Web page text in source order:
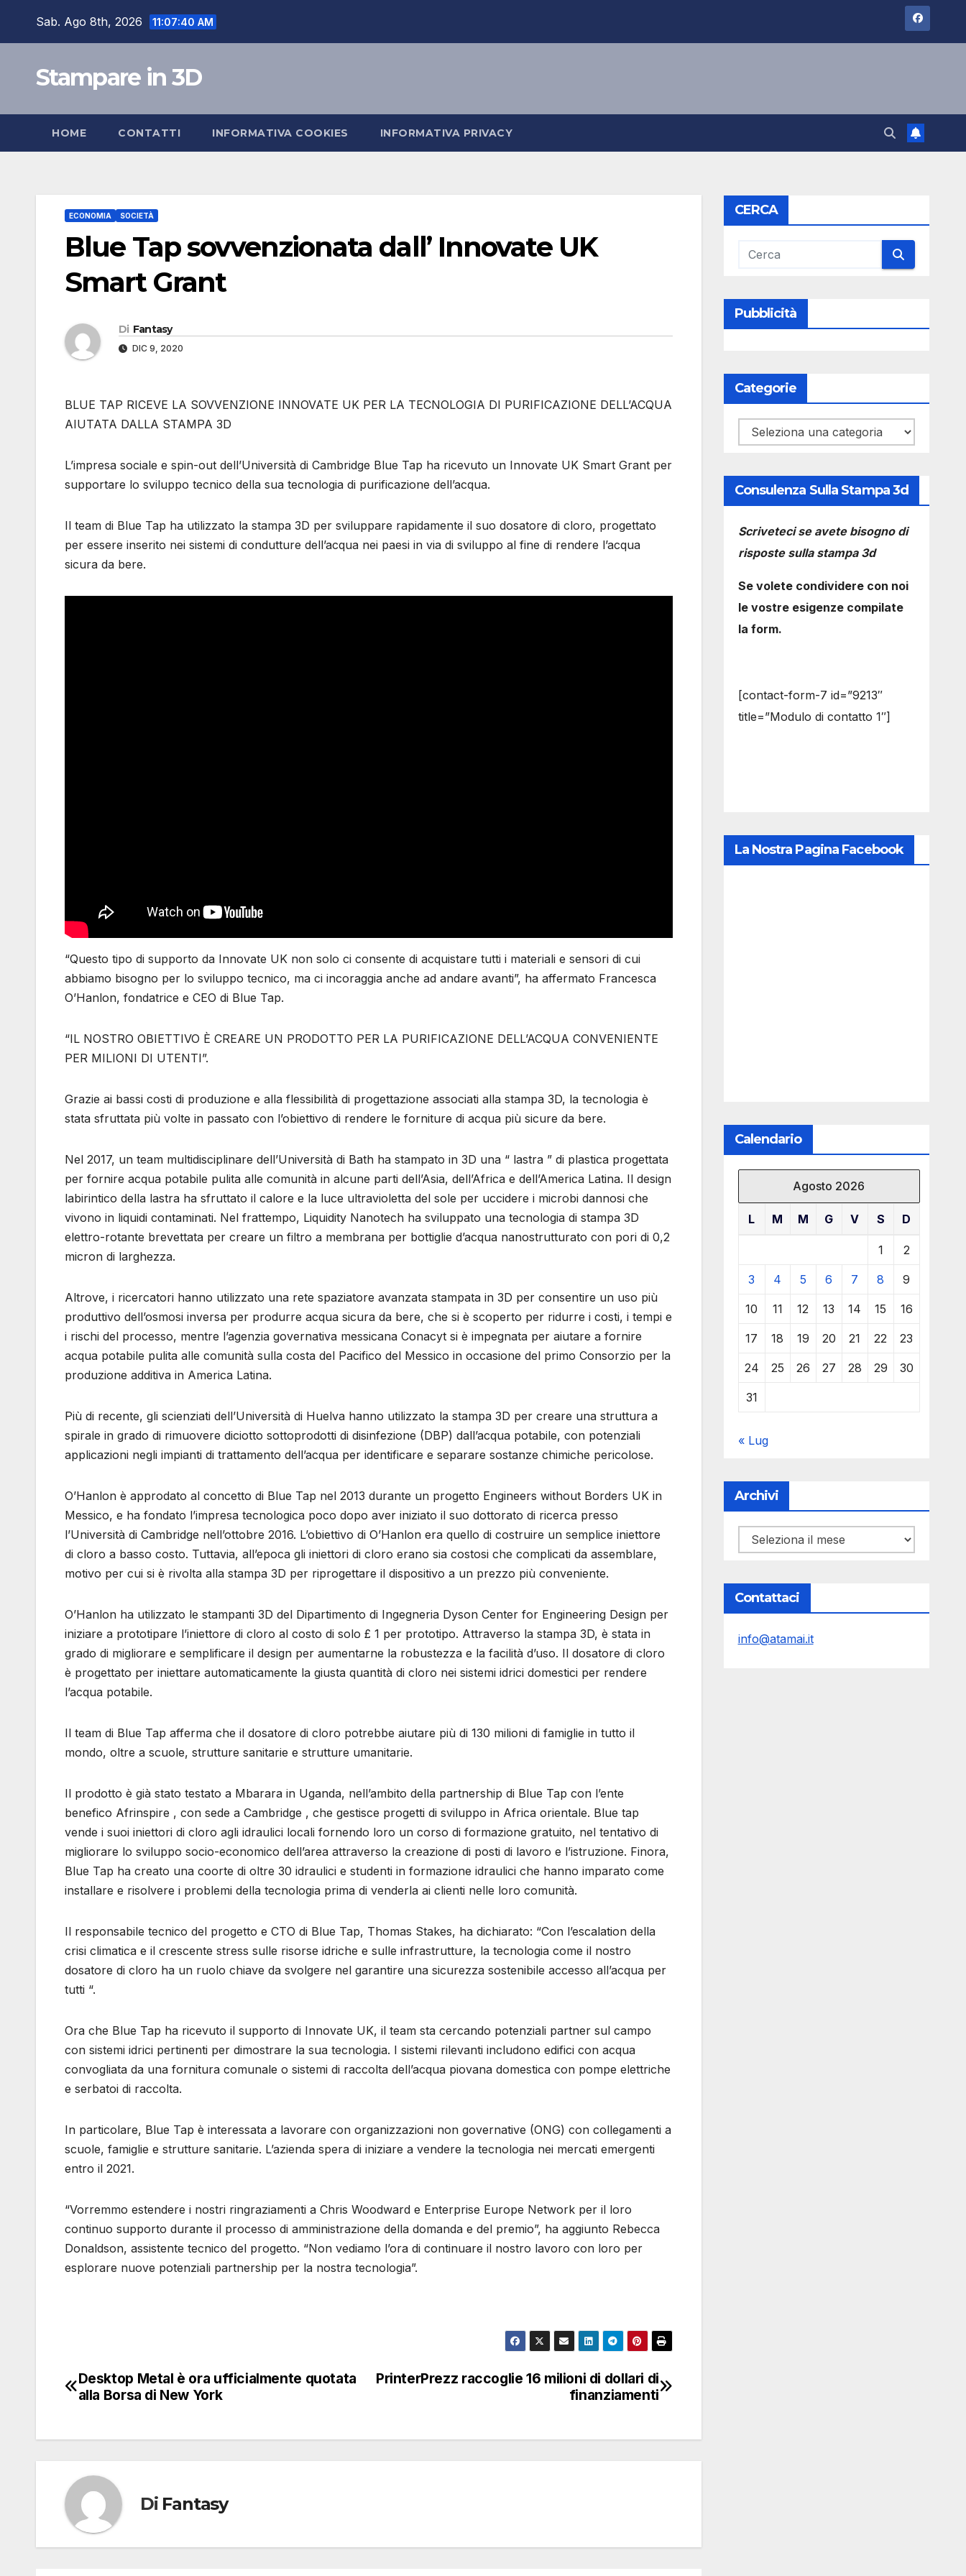
Sab. Ago 8th, 2026 11:07:41 AM
Stampare in 3D
HOME CONTATTI INFORMATIVA COOKIES INFORMATIVA PRIVACY
ECONOMIA SOCIETÀ
Blue Tap sovvenzionata dall’ Innovate UK
Smart Grant
Di Fantasy
DIC 9, 2020
BLUE TAP RICEVE LA SOVVENZIONE INNOVATE UK PER LA TECNOLOGIA DI PURIFICAZIONE DELL’ACQUA
AIUTATA DALLA STAMPA 3D
L’impresa sociale e spin-out dell’Università di Cambridge Blue Tap ha ricevuto un Innovate UK Smart Grant per
supportare lo sviluppo tecnico della sua tecnologia di purificazione dell’acqua.
Il team di Blue Tap ha utilizzato la stampa 3D per sviluppare rapidamente il suo dosatore di cloro, progettato
per essere inserito nei sistemi di condutture dell’acqua nei paesi in via di sviluppo al fine di rendere l’acqua
sicura da bere.
“Questo tipo di supporto da Innovate UK non solo ci consente di acquistare tutti i materiali e sensori di cui
abbiamo bisogno per lo sviluppo tecnico, ma ci incoraggia anche ad andare avanti”, ha affermato Francesca
O’Hanlon, fondatrice e CEO di Blue Tap.
“IL NOSTRO OBIETTIVO È CREARE UN PRODOTTO PER LA PURIFICAZIONE DELL’ACQUA CONVENIENTE
PER MILIONI DI UTENTI”.
Grazie ai bassi costi di produzione e alla flessibilità di progettazione associati alla stampa 3D, la tecnologia è
stata sfruttata più volte in passato con l’obiettivo di rendere le forniture di acqua più sicure da bere.
Nel 2017, un team multidisciplinare dell’Università di Bath ha stampato in 3D una “ lastra ” di plastica progettata
per fornire acqua potabile pulita alle comunità in alcune parti dell’Asia, dell’Africa e dell’America Latina. Il design
labirintico della lastra ha sfruttato il calore e la luce ultravioletta del sole per uccidere i microbi dannosi che
vivono in liquidi contaminati. Nel frattempo, Liquidity Nanotech ha sviluppato una tecnologia di stampa 3D
elettro-rotante brevettata per creare un filtro a membrana per bottiglie d’acqua nanostrutturato con pori di 0,2
micron di larghezza.
Altrove, i ricercatori hanno utilizzato una rete spaziatore avanzata stampata in 3D per consentire un uso più
produttivo dell’osmosi inversa per produrre acqua sicura da bere, che si è scoperto per ridurre i costi, i tempi e
i rischi del processo, mentre l’agenzia governativa messicana Conacyt si è impegnata per aiutare a fornire
acqua potabile pulita alle comunità sulla costa del Pacifico del Messico in occasione del primo Consorzio per la
produzione additiva in America Latina.
Più di recente, gli scienziati dell’Università di Huelva hanno utilizzato la stampa 3D per creare una struttura a
spirale in grado di rimuovere diciotto sottoprodotti di disinfezione (DBP) dall’acqua potabile, con potenziali
applicazioni negli impianti di trattamento dell’acqua per identificare e separare sostanze chimiche pericolose.
O’Hanlon è approdato al concetto di Blue Tap nel 2013 durante un progetto Engineers without Borders UK in
Messico, e ha fondato l’impresa tecnologica poco dopo aver iniziato il suo dottorato di ricerca presso
l’Università di Cambridge nell’ottobre 2016. L’obiettivo di O’Hanlon era quello di costruire un semplice iniettore
di cloro a basso costo. Tuttavia, all’epoca gli iniettori di cloro erano sia costosi che complicati da assemblare,
motivo per cui si è rivolta alla stampa 3D per riprogettare il dispositivo a un prezzo più conveniente.
O’Hanlon ha utilizzato le stampanti 3D del Dipartimento di Ingegneria Dyson Center for Engineering Design per
iniziare a prototipare l’iniettore di cloro al costo di solo £ 1 per prototipo. Attraverso la stampa 3D, è stata in
grado di migliorare e semplificare il design per aumentarne la robustezza e la facilità d’uso. Il dosatore di cloro
è progettato per iniettare automaticamente la giusta quantità di cloro nei sistemi idrici domestici per rendere
l’acqua potabile.
Il team di Blue Tap afferma che il dosatore di cloro potrebbe aiutare più di 130 milioni di famiglie in tutto il
mondo, oltre a scuole, strutture sanitarie e strutture umanitarie.
Il prodotto è già stato testato a Mbarara in Uganda, nell’ambito della partnership di Blue Tap con l’ente
benefico Afrinspire , con sede a Cambridge , che gestisce progetti di sviluppo in Africa orientale. Blue tap
vende i suoi iniettori di cloro agli idraulici locali fornendo loro un corso di formazione gratuito, nel tentativo di
migliorare lo sviluppo socio-economico dell’area attraverso la creazione di posti di lavoro e l’istruzione. Finora,
Blue Tap ha creato una coorte di oltre 30 idraulici e studenti in formazione idraulici che hanno imparato come
installare e risolvere i problemi della tecnologia prima di venderla ai clienti nelle loro comunità.
Il responsabile tecnico del progetto e CTO di Blue Tap, Thomas Stakes, ha dichiarato: “Con l’escalation della
crisi climatica e il crescente stress sulle risorse idriche e sulle infrastrutture, la tecnologia come il nostro
dosatore di cloro ha un ruolo chiave da svolgere nel garantire una sicurezza sostenibile accesso all’acqua per
tutti “.
Ora che Blue Tap ha ricevuto il supporto di Innovate UK, il team sta cercando potenziali partner sul campo
con sistemi idrici pertinenti per dimostrare la sua tecnologia. I sistemi rilevanti includono edifici con acqua
convogliata da una fornitura comunale o sistemi di raccolta dell’acqua piovana domestica con pompe elettriche
e serbatoi di raccolta.
In particolare, Blue Tap è interessata a lavorare con organizzazioni non governative (ONG) con collegamenti a
scuole, famiglie e strutture sanitarie. L’azienda spera di iniziare a vendere la tecnologia nei mercati emergenti
entro il 2021.
“Vorremmo estendere i nostri ringraziamenti a Chris Woodward e Enterprise Europe Network per il loro
continuo supporto durante il processo di amministrazione della domanda e del premio”, ha aggiunto Rebecca
Donaldson, assistente tecnico del progetto. “Non vediamo l’ora di continuare il nostro lavoro con loro per
esplorare nuove potenziali partnership per la nostra tecnologia”.
Navigazione
PrinterPrezz raccoglie 16 milioni di dollari di
finanziamenti
Desktop Metal è ora ufficialmente quotata
alla Borsa di New York
Di Fantasy
CERCA
Pubblicità
Categorie
Categorie
Consulenza Sulla Stampa 3d
Scriveteci se avete bisogno di
risposte sulla stampa 3d
Se volete condividere con noi
le vostre esigenze compilate
la form.
[contact-form-7 id=”9213″
title=”Modulo di contatto 1″]
La Nostra Pagina Facebook
Calendario
Agosto 2026
L M M G V S D
1 2
3 4 5 6 7 8 9
10 11 12 13 14 15 16
17 18 19 20 21 22 23
24 25 26 27 28 29 30
31
« Lug
Archivi
Archivi
Contattaci
info@atamai.it